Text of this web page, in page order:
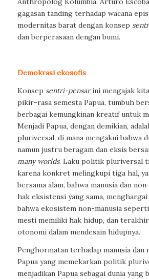
gagasan tanding terhadap wacana
modernitas barat dengan konsep
dan berperasaan dengan bumi.
Demokrasi ekosofis
Konsep sentri-pensarini mengajak
pikir-rasa semesta Papua, tumbuh
berbagai kemungkinan kreatif untuk
Menjadi Papua, dengan demikian,
pluriversal, di mana mengakui bahwa
namun justru beragam dan eksis
many worlds. Laku politik pluriversal
karena konkret melingkupi tiga hal,
bersama alam, bahwa manusia dan
hak eksistensi yang sama,
bahwa ekosistem non-manusia
mesti memiliki hak hidup, dan
otonomi dalam mendesain hidupnya.
Penghormatan terhadap manusia dan
Papua yang memekarkan politik
menjadikan Papua sebagai dunia yang